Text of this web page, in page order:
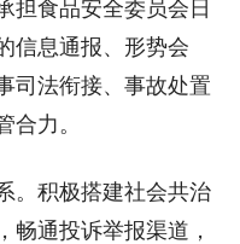
担食品安全委员会日
信息通报、形势会
司法衔接、事故处置
合力。
。积极搭建社会共治
畅通投诉举报渠道，